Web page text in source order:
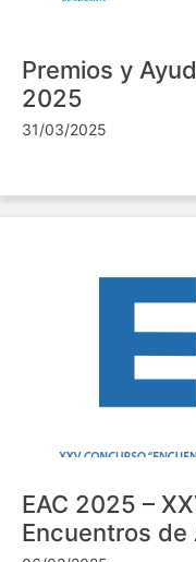
Premios y
2025
31/03/2025
EAC 2025 –
Encuentros